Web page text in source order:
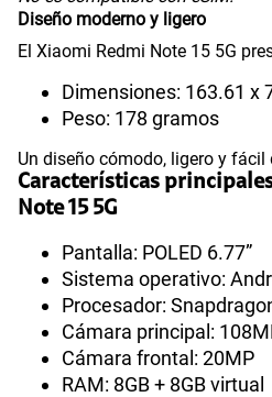
Diseño moderno y ligero
El Xiaomi Redmi Note 15 5G
Dimensiones: 163.61 x
Peso: 178 gramos
Un diseño cómodo, ligero y
Características
Note 15 5G
Pantalla: POLED 6.77”
Sistema operativo:
Procesador:
Cámara principal:
Cámara frontal: 20MP
RAM: 8GB + 8GB virtual